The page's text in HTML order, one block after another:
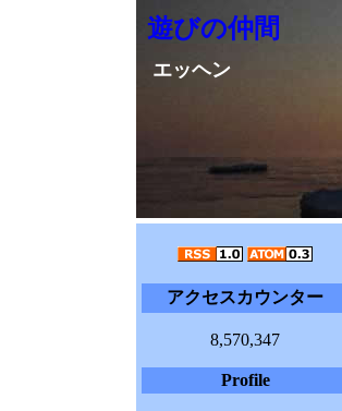
遊びの仲間
エッヘン
アクセスカウンター
8,570,347
Profile